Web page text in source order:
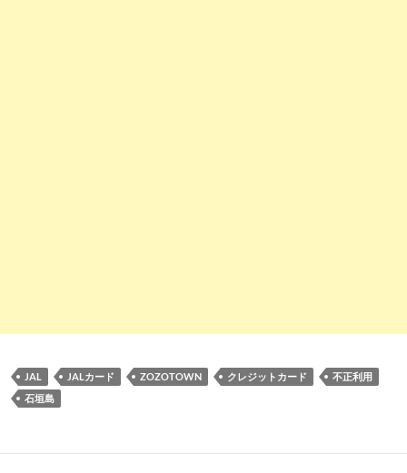
JAL JALカード ZOZOTOWN クレジットカード
不正利用
石垣島